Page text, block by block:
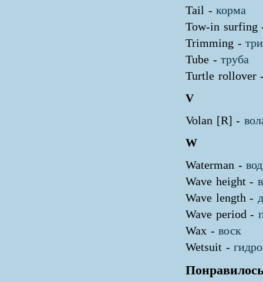
Tail -корма
Tow-in
Trimming -
Tube -труба
Turtle rollover
V
Volan [R] -
W
Waterman -
Wave height -
Wave length -
Wave period -
Wax -воск
Wetsuit -